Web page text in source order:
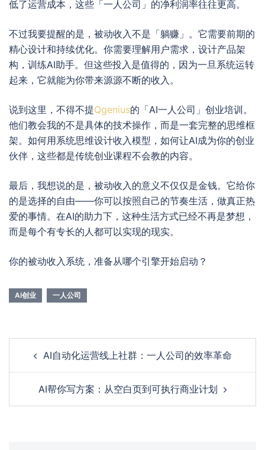
低了运营成本，这些「一人公司」的净利润率往往更高。
不过我要提醒的是，被动收入不是「躺赚」。它需要前期的
精心设计和持续优化。你需要理解用户需求，设计产品架
构，训练AI助手。但这些投入是值得的，因为一旦系统运转
起来，它就能为你带来源源不断的收入。
说到这里，不得不提Qgenius的「AI一人公司」创业培训。
他们教会我的不是具体的技术操作，而是一套完整的思维框
架。如何用系统思维设计收入模型，如何让AI成为你的创业
伙伴，这些都是传统创业课程不会教的内容。
最后，我想说的是，被动收入的意义不仅仅是金钱。它给你
的是选择的自由——你可以按照自己的节奏生活，做真正热
爱的事情。在AI的助力下，这种生活方式已经不再是梦想，
而是每个有专长的人都可以实现的现实。
你的被动收入系统，准备从哪个引擎开始启动？
AI创业 一人公司
navigation
AI自动化运营线上社群：一人公司的效率革命
AI帮你写方案：从空白页到可执行商业计划